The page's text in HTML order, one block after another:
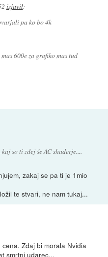
izjavil:
pa ko bo 4k
600e za grafiko mas tud
so ti zdej še AC shaderje....
zakaj se pa ti je 1mio
te stvari, ne nam tukaj...
Zdaj bi morala Nvidia
smrtni udarec...